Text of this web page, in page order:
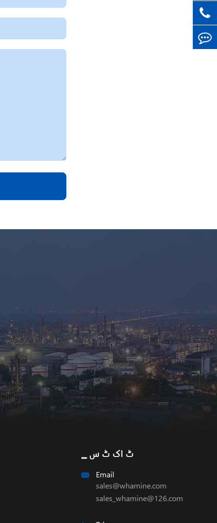
▁ ٹ اک ٹ س

Email
sales@whamine.com
sales_whamine@126.com